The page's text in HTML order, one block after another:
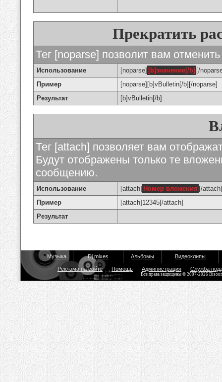
Прекратить
Тег [noparse] позволит вам
Использование [noparse] [b]значение[/b] [/
Пример
[noparse][b]vBulletin[/b][/noparse]
Результат
[b]vBulletin[/b]
Тег [attach] позволяет вам
Будут отображены только те
сообщению.
Использование [attach] Номер вложения [/attach]
Пример
[attach]12345[/attach]
Результат
Музыка Dj mixes Альбомы Видеоклипы
Реклама на сайте Помощь Администрация Служба
Все права защищены © 2007-2026